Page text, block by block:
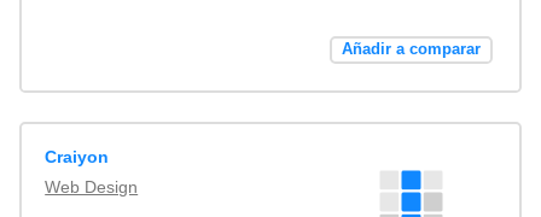
Añadir a comparar
Craiyon
Web Design